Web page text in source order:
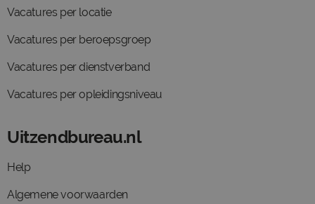
Vacatures per locatie
Vacatures per beroepsgroep
Vacatures per dienstverband
Vacatures per opleidingsniveau
Uitzendbureau.nl
Help
Algemene voorwaarden